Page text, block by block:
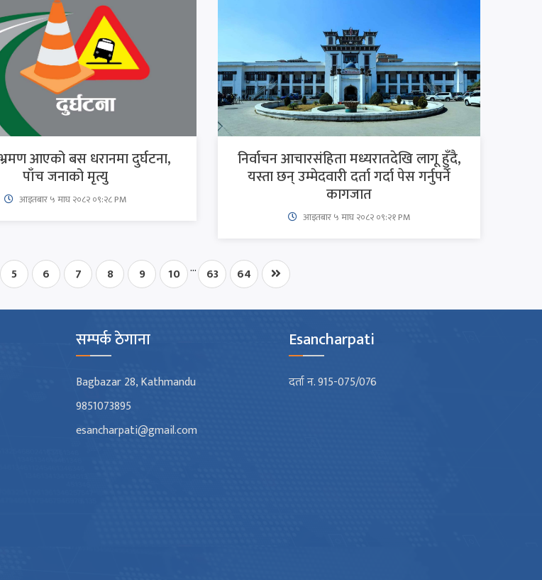
आएको बस धरानमा दुर्घटना,
पाँच जनाको मृत्यु
आइतबार​ ५ माघ २०८२ ०९:२८ PM
निर्वाचन आचारसंहिता मध्यरातदेखि लागू हुँदै,
यस्ता छन् उम्मेदवारी दर्ता गर्दा पेस गर्नुपर्ने
कागजात
आइतबार​ ५ माघ २०८२ ०९:२१ PM
5 6 7 8 9 10 ... 63 64
सम्पर्क ठेगाना
Bagbazar 28, Kathmandu
9851073895
esancharpati@gmail.com
Esancharpati
दर्ता न. 915-075/076